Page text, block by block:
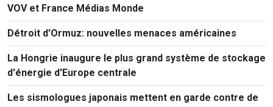
VOV et France Médias Monde
Détroit d'Ormuz: nouvelles menaces américaines
La Hongrie inaugure le plus grand système de stockage
d'énergie d'Europe centrale
Les sismologues japonais mettent en garde contre de